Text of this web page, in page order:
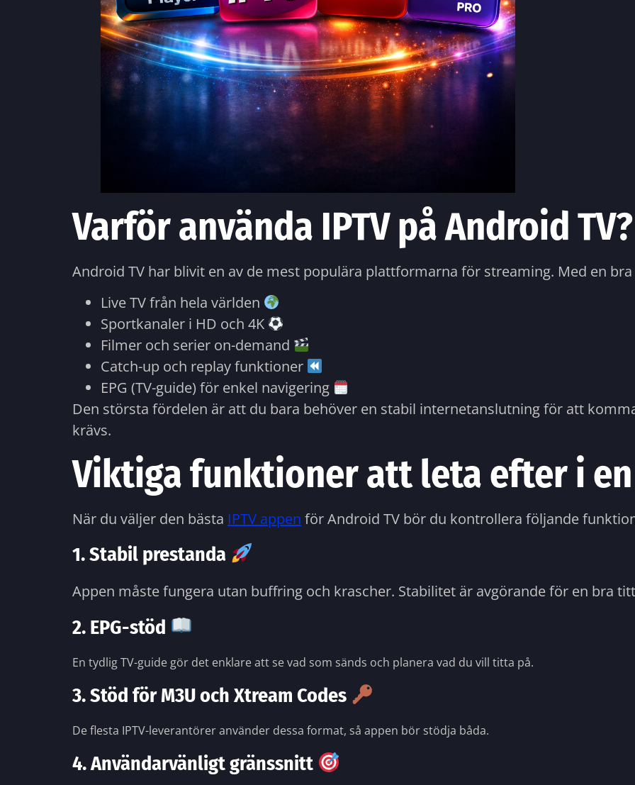
Varför använda IPTV på Android TV?
Android TV har blivit en av de mest populära plattformarna för streaming. Med en
Live TV från hela världen
Sportkanaler i HD och 4K
Filmer och serier on-demand
Catch-up och replay funktioner
EPG (TV-guide) för enkel navigering
Den största fördelen är att du bara behöver en stabil internetanslutning för att
krävs.
Viktiga funktioner att leta efter i en
När du väljer den bästa IPTV appen för Android TV bör du kontrollera följande
1. Stabil prestanda
Appen måste fungera utan buffring och krascher. Stabilitet är avgörande för en bra
2. EPG-stöd
En tydlig TV-guide gör det enklare att se vad som sänds och planera vad du vill titta på.
3. Stöd för M3U och Xtream Codes
De flesta IPTV-leverantörer använder dessa format, så appen bör stödja båda.
4. Användarvänligt gränssnitt